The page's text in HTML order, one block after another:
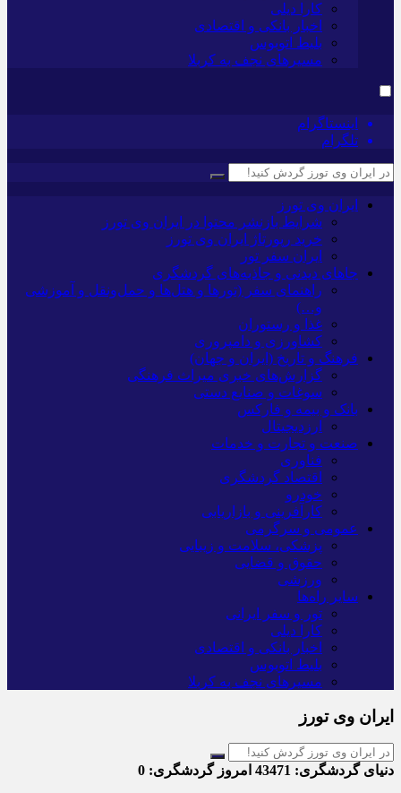
کارا دیلی
اخبار بانکی و اقتصادی
بلیط اتوبوس
مسیرهای نجف به کربلا
اینستاگرام
تلگرام
ایران وی تورز
شرایط بازنشر محتوا در ایران وی تورز
خرید رپورتاژ ایران وی تورز
ایران سفر تور
جاهای دیدنی و جاذبه‌های گردشگری
راهنمای سفر (تورها و هتل‌ها و حمل‌و‌نقل و آموزشی
و…)
غذا و رستوران
کشاورزی و دامپروری
فرهنگ و تاریخ (ایران و جهان)
گزارش‌های خبری میراث فرهنگی
سوغات و صنایع دستی
بانک و بیمه و فارکس
ارزدیجیتال
صنعت و تجارت و خدمات
فناوری
اقتصاد گردشگری
خودرو
کارآفرینی و بازاریابی
عمومی و سرگرمی
پزشکی، سلامت و زیبایی
حقوق و قضایی
ورزشی
سایر راه‌ها
تور و سفر ایرانی
کارا دیلی
اخبار بانکی و اقتصادی
بلیط اتوبوس
مسیرهای نجف به کربلا
ایران وی تورز
دنیای گردشگری: امروز گردشگری: